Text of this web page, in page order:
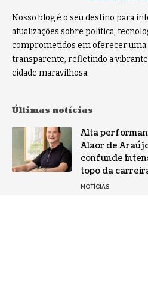
Nosso blog é o seu destino para
atualizações sobre política,
comprometidos em oferecer uma
transparente, refletindo a vibrante
cidade maravilhosa.
Últimas notícias
Alta
Alaor de
confunde
topo da
NOTÍCIAS